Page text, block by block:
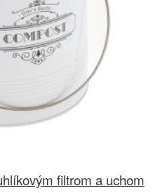
filtrom a uchom